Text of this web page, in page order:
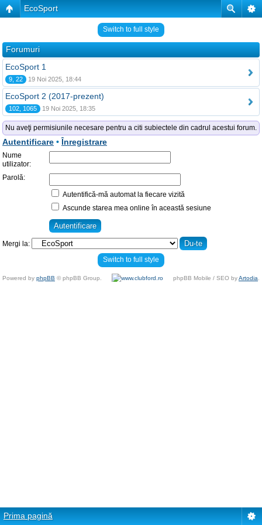
EcoSport
Switch to full style
Forumuri
EcoSport 1
9, 22 19 Noi 2025, 18:44
EcoSport 2 (2017-prezent)
102, 1065 19 Noi 2025, 18:35
Nu aveţi permisiunile necesare pentru a citi subiectele din cadrul acestui forum.
Autentificare • Înregistrare
Nume
utilizator:
Parolă:
Autentifică-mă automat la fiecare vizită
Ascunde starea mea online în această sesiune
Mergi la:
Switch to full style
Powered by phpBB © phpBB Group. phpBB Mobile / SEO byArtodia
Prima pagină